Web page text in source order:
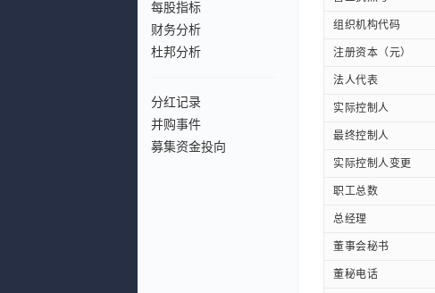
每股指标
财务分析
杜邦分析
分红记录
并购事件
募集资金投向
组织机构代码
注册资本（元）
法人代表
实际控制人
最终控制人
实际控制人变更
职工总数
总经理
董事会秘书
董秘电话